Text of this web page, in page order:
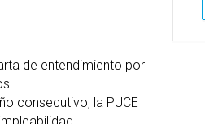
de entendimiento por
consecutivo, la PUCE